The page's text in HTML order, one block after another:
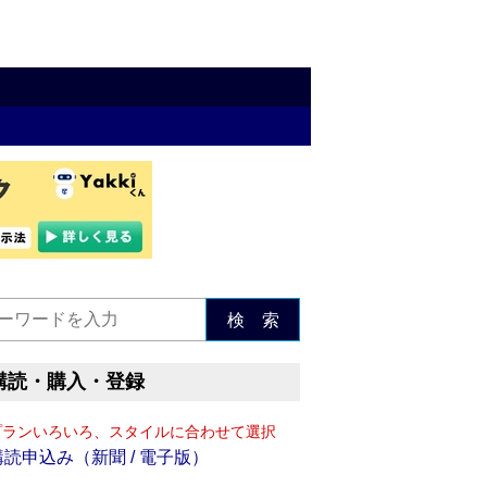
検 索
読・購入・登録
ンいろいろ、スタイルに合わせて選択
読申込み（新聞 / 電子版）